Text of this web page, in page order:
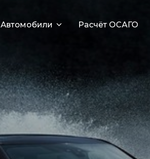
Автомобили Расчёт ОСАГО